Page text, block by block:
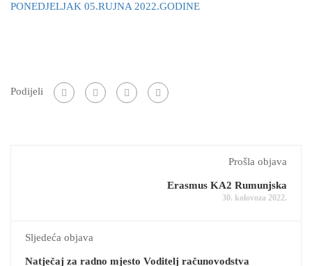
PONEDJELJAK 05.RUJNA 2022.GODINE
Podijeli
Prošla objava
Erasmus KA2 Rumunjska
30. kolovoza 2022.
Sljedeća objava
Natječaj za radno mjesto Voditelj računovodstva